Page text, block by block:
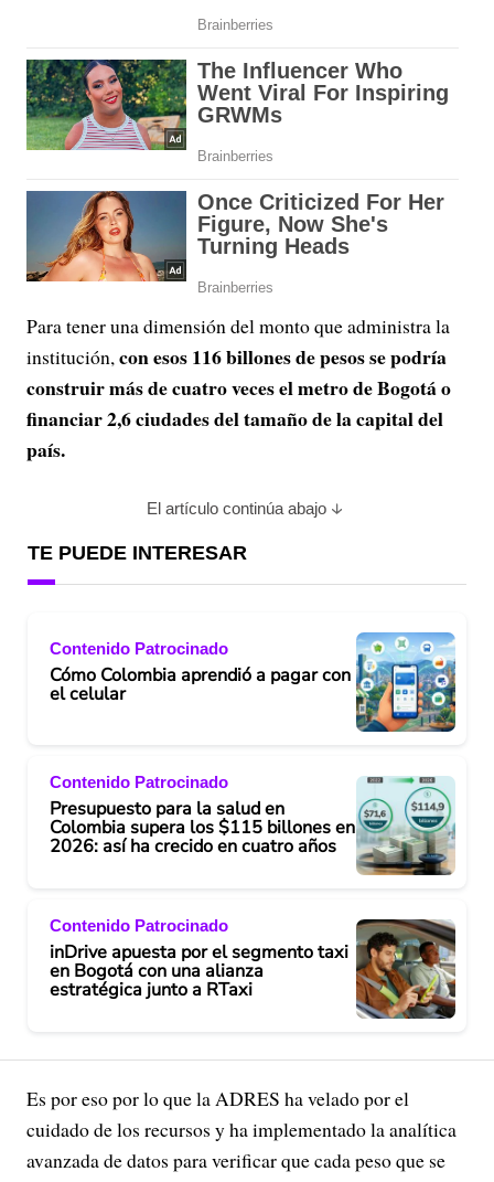
Para tener una dimensión del monto que administra la
institución,con esos 116 billones de pesos se podría
construir más de cuatro veces el metro de Bogotá o
financiar 2,6 ciudades del tamaño de la capital del
país.
El artículo continúa abajo
TE PUEDE INTERESAR
Contenido Patrocinado
Cómo Colombia aprendió a pagar con
el celular
Contenido Patrocinado
Presupuesto para la salud en
Colombia supera los $115 billones en
2026: así ha crecido en cuatro años
Contenido Patrocinado
inDrive apuesta por el segmento taxi
en Bogotá con una alianza
estratégica junto a RTaxi
Es por eso por lo que la ADRES ha velado por el
cuidado de los recursos y ha implementado la analítica
avanzada de datos para verificar que cada peso que se